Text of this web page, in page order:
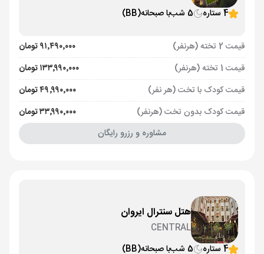
4 ستاره
5 شب با صبحانه(BB)
قیمت 2 تخته (هرنفر)
۹۱٬۴۹۰٬۰۰۰ تومان
قیمت 1 تخته (هرنفر)
۱۳۳٬۹۹۰٬۰۰۰ تومان
قیمت کودک با تخت (هر نفر)
۴۹٬۹۹۰٬۰۰۰ تومان
قیمت کودک بدون تخت (هرنفر)
۳۳٬۹۹۰٬۰۰۰ تومان
مشاوره و رزرو رایگان
هتل سنترال ایروان
CENTRAL
4 ستاره
5 شب با صبحانه(BB)